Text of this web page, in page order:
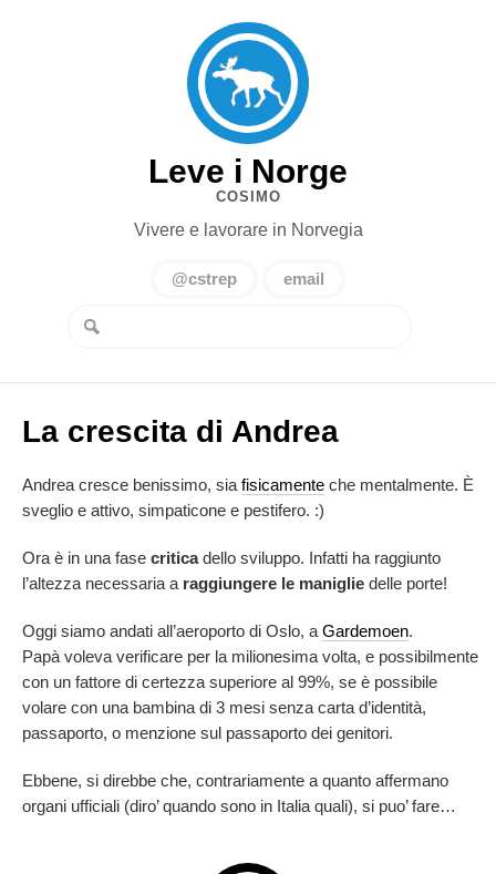
Leve i Norge
COSIMO
Vivere e lavorare in Norvegia
@cstrep email
La crescita di Andrea
Andrea cresce benissimo, sia fisicamente che mentalmente. È
sveglio e attivo, simpaticone e pestifero. :)
Ora è in una fase criticadello sviluppo. Infatti ha raggiunto
l’altezza necessaria a raggiungere le maniglie delle porte!
Oggi siamo andati all’aeroporto di Oslo, a Gardemoen.
Papà voleva verificare per la milionesima volta, e possibilmente
con un fattore di certezza superiore al 99%, se è possibile
volare con una bambina di 3 mesi senza carta d’identità,
passaporto, o menzione sul passaporto dei genitori.
Ebbene, si direbbe che, contrariamente a quanto affermano
organi ufficiali (diro’ quando sono in Italia quali), si puo’ fare…